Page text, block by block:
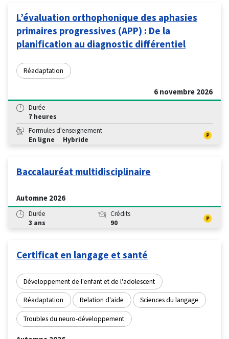
L’évaluation orthophonique des aphasies
primaires progressives (APP) : De la
planification au diagnostic différentiel
Réadaptation
6 novembre 2026
Durée
7 heures
Formules d'enseignement
En ligne
Hybride
Baccalauréat multidisciplinaire
Automne 2026
Durée
3 ans
Crédits
90
Certificat en langage et santé
Développement de l'enfant et de l'adolescent
Réadaptation Relation d'aide Sciences du langage
Troubles du neuro-développement